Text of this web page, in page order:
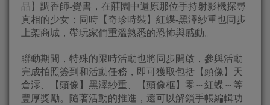
品】調香師-覺書，在莊園中還原那位手持射影機探尋
真相的少女；同時【奇珍時裝】紅蝶-黑澤紗重也同步
上架商城，帶玩家們重溫熟悉的恐怖與感動。
聯動期間，特殊的限時活動也將同步開啟，參與活動
完成拍照簽到和活動任務，即可獲取包括【頭像】天
倉澪、【頭像】黑澤紗重、【頭像框】零～紅蝶～等
豐厚獎勵。隨著活動的推進，還可以解鎖手帳編輯功